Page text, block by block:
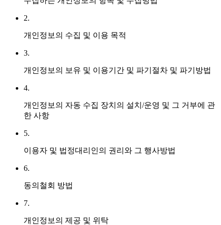
2.
개인정보의 수집 및 이용 목적
3.
개인정보의 보유 및 이용기간 및 파기절차 및 파기방법
4.
개인정보의 자동 수집 장치의 설치/운영 및 그 거부에 관
한 사항
5.
이용자 및 법정대리인의 권리와 그 행사방법
6.
동의철회 방법
7.
개인정보의 제공 및 위탁